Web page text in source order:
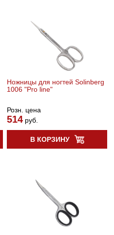
Ножницы для ногтей Solinberg
1006 "Pro line"
Розн. цена
514 руб.
В КОРЗИНУ